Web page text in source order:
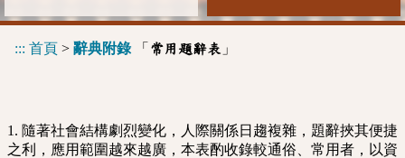
::: 首頁 > 辭典附錄「 常用題辭表 」
1. 隨著社會結構劇烈變化，人際關係日趨複雜，題辭挾其便捷
之利，應用範圍越來越廣，本表酌收錄較通俗、常用者，以資